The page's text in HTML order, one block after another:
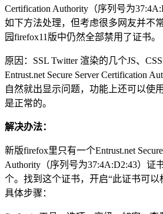
Certification Authority（序列号为
如下方法处理，但考虑很多网友并不
园firefox11版中仍然全部禁用了证书。
原因：SSL Twitter 渲染的几个JS、
Entrust.net Secure Server Certification
自然就出显示问题，功能上还可以使
是正常的。
解决办法：
新版firefox里只有一个Entrust.net
Authority（序列号为37:4A:D2:43）证
个。找到这个证书，开启“此证书可以
具体步骤：